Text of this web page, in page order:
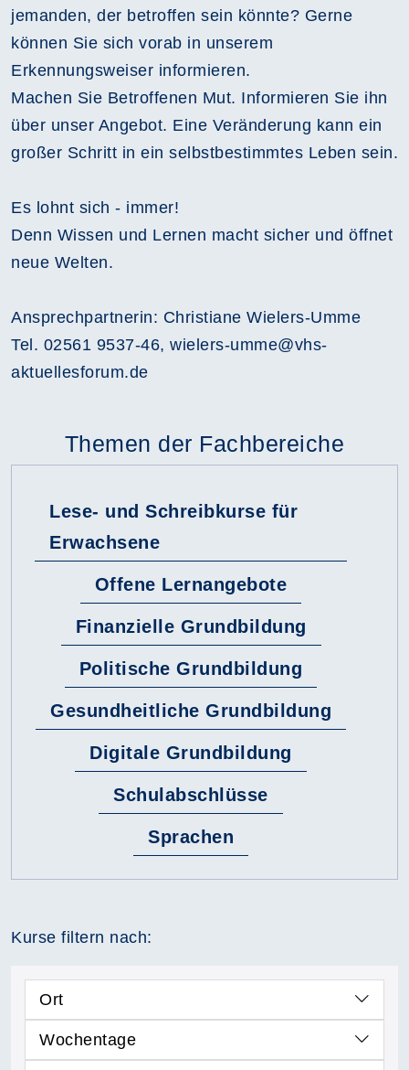
jemanden, der betroffen sein könnte? Gerne
können Sie sich vorab in unserem
Erkennungsweiser informieren.
Machen Sie Betroffenen Mut. Informieren Sie ihn
über unser Angebot. Eine Veränderung kann ein
großer Schritt in ein selbstbestimmtes Leben sein.
Es lohnt sich - immer!
Denn Wissen und Lernen macht sicher und öffnet
neue Welten.
Ansprechpartnerin: Christiane Wielers-Umme
Tel. 02561 9537-46, wielers-umme@vhs-
aktuellesforum.de
Themen der Fachbereiche
Lese- und Schreibkurse für
Erwachsene
Offene Lernangebote
Finanzielle Grundbildung
Politische Grundbildung
Gesundheitliche Grundbildung
Digitale Grundbildung
Schulabschlüsse
Sprachen
Kurse filtern nach:
Ort
Wochentage